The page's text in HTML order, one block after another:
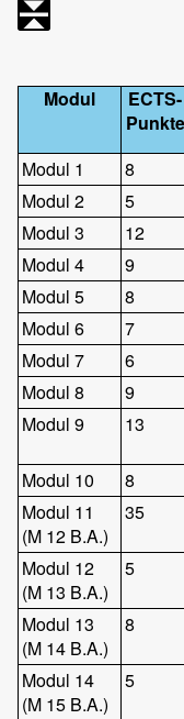
Modul
ECTS-
Punkte
Modul 1
8
Modul 2
5
Modul 3
12
Modul 4
9
Modul 5
8
Modul 6
7
Modul 7
6
Modul 8
9
Modul 9
13
Modul 10 8
Modul 11
(M 12 B.A.)
35
Modul 12
(M 13 B.A.)
5
Modul 13
(M 14 B.A.)
8
Modul 14
(M 15 B.A.)
5